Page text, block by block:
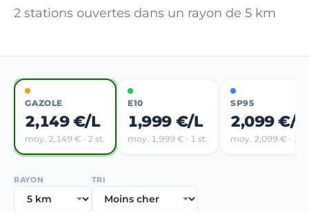
2 stations ouvertes dans un rayon de 5 km
GAZOLE
2,149 €/L
moy. 2,149 € · 2 st.
E10
1,999 €/L
moy. 1,999 € · 1 st.
SP95
2,099 €/L
moy. 2,099 € · 1
RAYON TRI